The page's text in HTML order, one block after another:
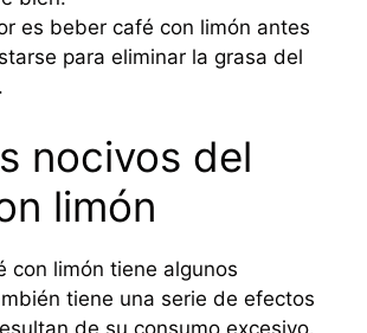
es beber café con limón antes
para eliminar la grasa del
nocivos del
limón
con limón tiene algunos
tiene una serie de efectos
de su consumo excesivo.